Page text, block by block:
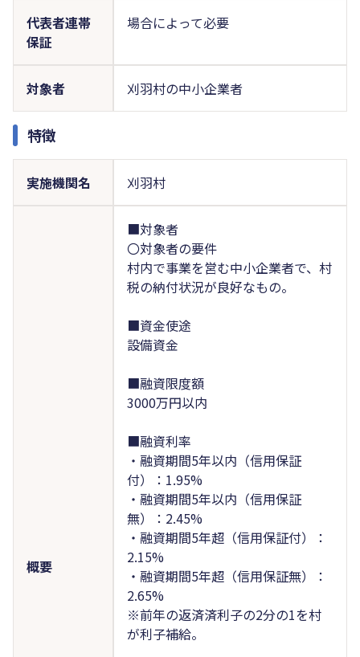
代表者連帯
保証
場合によって必要
対象者 刈羽村の中小企業者
特徴
実施機関名 刈羽村
概要
■対象者
〇対象者の要件
村内で事業を営む中小企業者で、村
税の納付状況が良好なもの。
■資金使途
設備資金
■融資限度額
3000万円以内
■融資利率
・融資期間5年以内（信用保証
付）：1.95%
・融資期間5年以内（信用保証
無）：2.45%
・融資期間5年超（信用保証付）：
2.15%
・融資期間5年超（信用保証無）：
2.65%
※前年の返済済利子の2分の1を村
が利子補給。